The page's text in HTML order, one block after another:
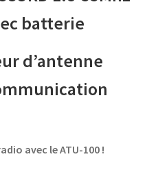
batterie
d’antenne
avec le ATU-100 !